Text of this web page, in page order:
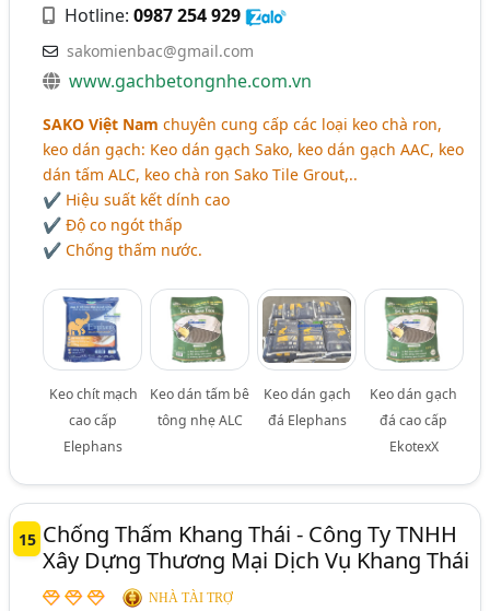
Hotline:0987 254 929
sakomienbac@gmail.com
www.gachbetongnhe.com.vn
SAKO Việt Nam chuyên cung cấp các loại keo chà ron,
keo dán gạch: Keo dán gạch Sako, keo dán gạch AAC, keo
dán tấm ALC, keo chà ron Sako Tile Grout,..
✔ Hiệu suất kết dính cao
✔ Độ co ngót thấp
✔ Chống thấm nước.
Keo chít mạch
cao cấp
Elephans
Keo dán tấm bê
tông nhẹ ALC
Keo dán gạch
đá Elephans
Keo dán gạch
đá cao cấp
EkotexX
15 Chống Thấm Khang Thái - Công Ty TNHH
Xây Dựng Thương Mại Dịch Vụ Khang Thái
NHÀ TÀI TRỢ